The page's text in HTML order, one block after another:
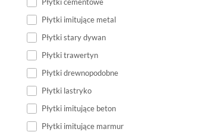
Płytki imitujące metal
Płytki stary dywan
Płytki trawertyn
Płytki drewnopodobne
Płytki lastryko
Płytki imitujące beton
Płytki imitujące marmur